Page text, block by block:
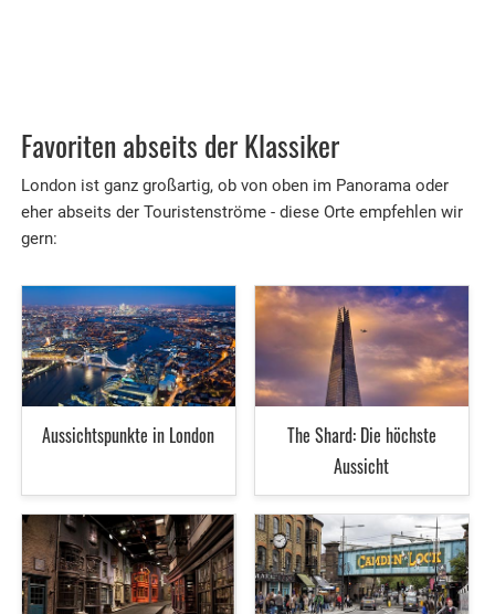
Favoriten abseits der Klassiker
London ist ganz großartig, ob von oben im Panorama oder
eher abseits der Touristenströme - diese Orte empfehlen wir
gern:
Aussichtspunkte in London
The Shard: Die höchste
Aussicht